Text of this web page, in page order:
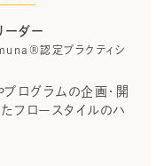
ーダー
認定プラクティシ
ログラムの企画・開
フロースタイルのハ